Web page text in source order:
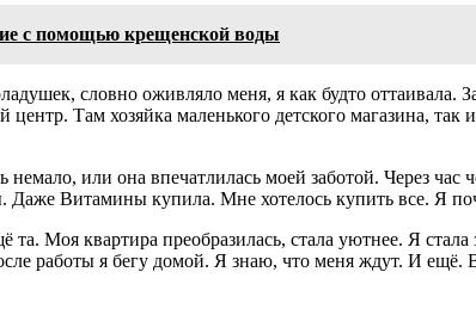
с помощью крещенской воды
словно оживляло меня, я как будто оттаивала.
Там хозяйка маленького детского магазина,
или она впечатлилась моей заботой. Через
Витамины купила. Мне хотелось купить все. Я
Моя квартира преобразилась, стала уютнее. Я
работы я бегу домой. Я знаю, что меня ждут. И ещё.